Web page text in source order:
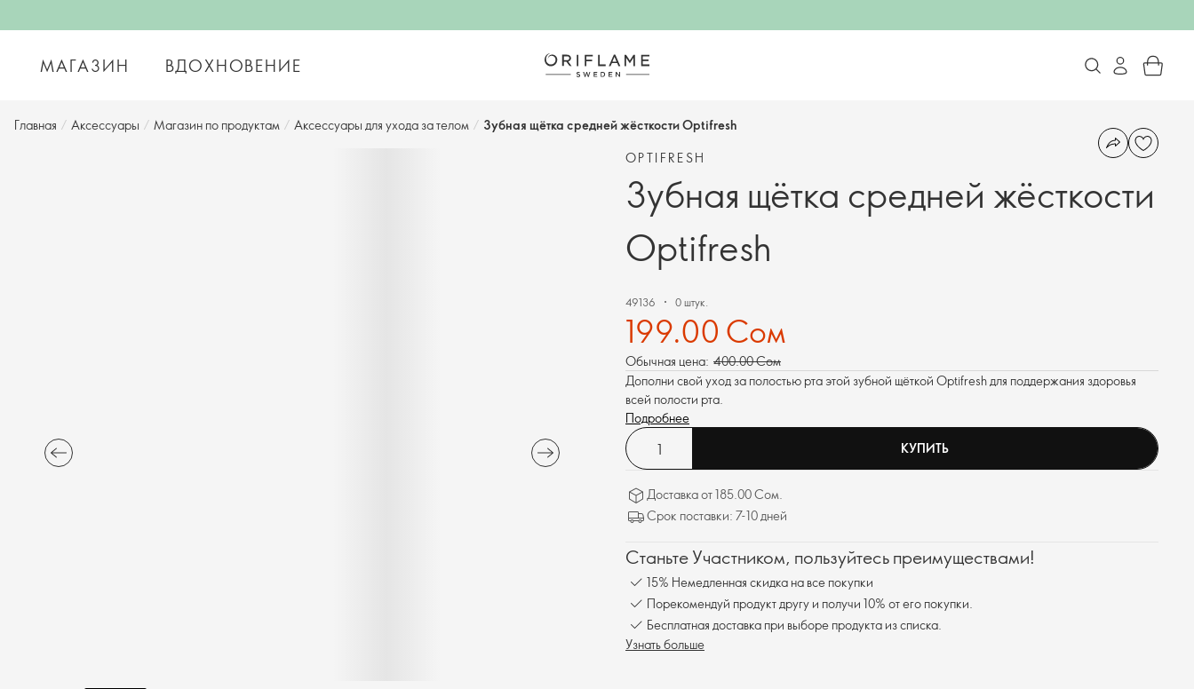
МАГАЗИН ВДОХНОВЕНИЕ
Главная / Аксессуары / Магазин по продуктам / Аксессуары для ухода за телом / Зубная щётка средней жёсткости Optifresh
OPTIFRESH
Зубная щётка средней жёсткости
Optifresh
49136 0 штук.
199.00 Сом
Обычная цена: 400.00 Сом
Дополни свой уход за полостью рта этой зубной щёткой Optifresh для поддержания здоровья
всей полости рта.
Подробнее
КУПИТЬ
Доставка от 185.00 Сом.
Срок поставки: 7-10 дней
Станьте Участником, пользуйтесь преимуществами!
15% Немедленная скидка на все покупки
Порекомендуй продукт другу и получи 10% от его покупки.
Бесплатная доставка при выборе продукта из списка.
Узнать больше